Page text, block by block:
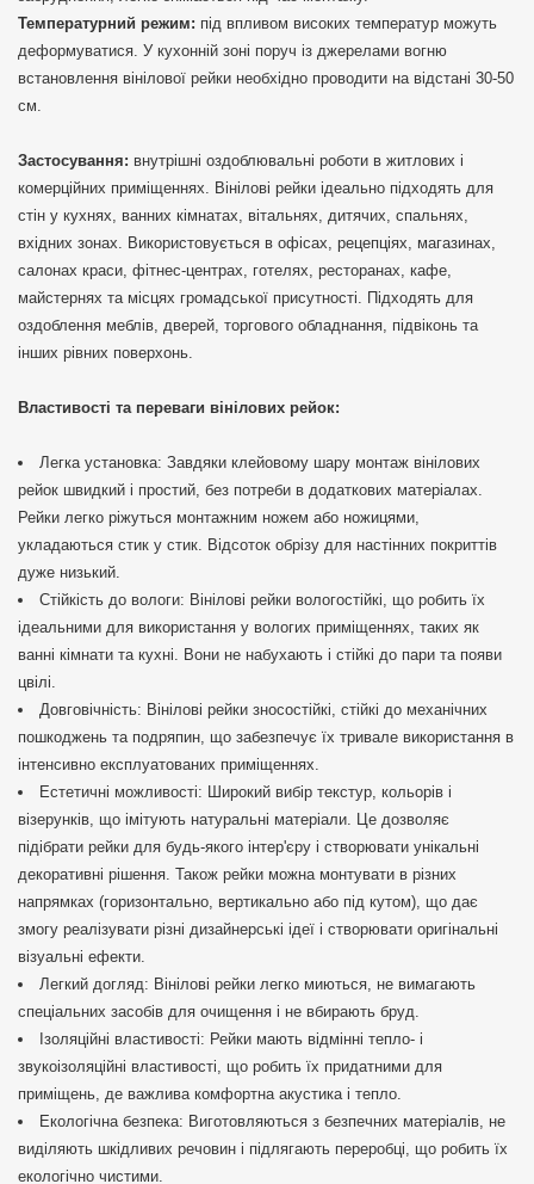
Температурний режим: під впливом високих температур можуть
деформуватися. У кухонній зоні поруч із джерелами вогню
встановлення вінілової рейки необхідно проводити на відстані 30-50
см.
Застосування: внутрішні оздоблювальні роботи в житлових і
комерційних приміщеннях. Вінілові рейки ідеально підходять для
стін у кухнях, ванних кімнатах, вітальнях, дитячих, спальнях,
вхідних зонах. Використовується в офісах, рецепціях, магазинах,
салонах краси, фітнес-центрах, готелях, ресторанах, кафе,
майстернях та місцях громадської присутності. Підходять для
оздоблення меблів, дверей, торгового обладнання, підвіконь та
інших рівних поверхонь.
Властивості та переваги вінілових рейок:
Легка установка: Завдяки клейовому шару монтаж вінілових
рейок швидкий і простий, без потреби в додаткових матеріалах.
Рейки легко ріжуться монтажним ножем або ножицями,
укладаються стик у стик. Відсоток обрізу для настінних покриттів
дуже низький.
Стійкість до вологи: Вінілові рейки вологостійкі, що робить їх
ідеальними для використання у вологих приміщеннях, таких як
ванні кімнати та кухні. Вони не набухають і стійкі до пари та появи
цвілі.
Довговічність: Вінілові рейки зносостійкі, стійкі до механічних
пошкоджень та подряпин, що забезпечує їх тривале використання в
інтенсивно експлуатованих приміщеннях.
Естетичні можливості: Широкий вибір текстур, кольорів і
візерунків, що імітують натуральні матеріали. Це дозволяє
підібрати рейки для будь-якого інтер'єру і створювати унікальні
декоративні рішення. Також рейки можна монтувати в різних
напрямках (горизонтально, вертикально або під кутом), що дає
змогу реалізувати різні дизайнерські ідеї і створювати оригінальні
візуальні ефекти.
Легкий догляд: Вінілові рейки легко миються, не вимагають
спеціальних засобів для очищення і не вбирають бруд.
Ізоляційні властивості: Рейки мають відмінні тепло- і
звукоізоляційні властивості, що робить їх придатними для
приміщень, де важлива комфортна акустика і тепло.
Екологічна безпека: Виготовляються з безпечних матеріалів, не
виділяють шкідливих речовин і підлягають переробці, що робить їх
екологічно чистими.